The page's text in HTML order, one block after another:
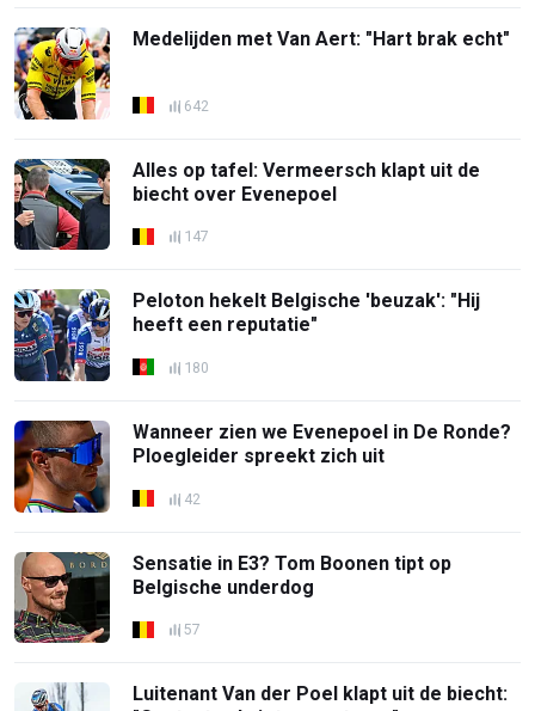
Medelijden met Van Aert: "Hart brak echt"
642
Alles op tafel: Vermeersch klapt uit de
biecht over Evenepoel
147
Peloton hekelt Belgische 'beuzak': "Hij
heeft een reputatie"
180
Wanneer zien we Evenepoel in De Ronde?
Ploegleider spreekt zich uit
42
Sensatie in E3? Tom Boonen tipt op
Belgische underdog
57
Luitenant Van der Poel klapt uit de biecht: